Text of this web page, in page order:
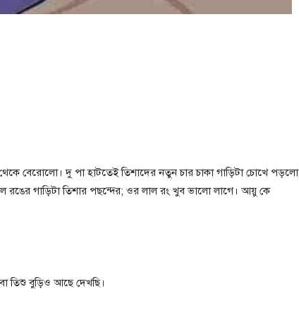
বেরোলো। দু পা হাটতেই তিশাদের নতুন চার চাকা গাড়িটা চোখে পড়লো
রঙের গাড়িটা তিশার পছন্দের; ওর লাল রং খুব ভালো লাগে। আয়ু কে
তিশু বুড়িও আছে দেখছি।